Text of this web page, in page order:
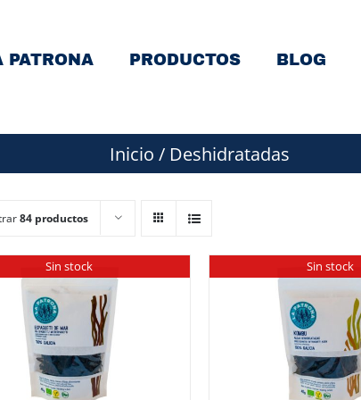
PATRONA PRODUCTOS BLOG
Inicio / Deshidratadas
84 productos
Sin stock Sin stock